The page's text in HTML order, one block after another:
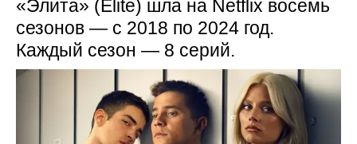
«Элита» (Élite) шла на Netflix восемь
сезонов — с 2018 по 2024 год.
Каждый сезон — 8 серий.